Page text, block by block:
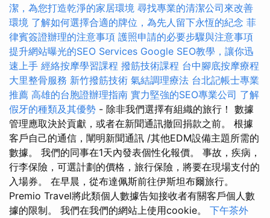
潔，為您打造乾淨的家居環境 尋找專業的清潔公司來改善
環境 了解如何選擇合適的牌位，為先人留下永恆的紀念 菲
律賓簽證辦理的注意事項 護照申請的必要步驟與注意事項
提升網站曝光的SEO Services Google SEO教學，讓你迅
速上手 經絡按摩學習課程 撥筋技術課程 台中腳底按摩療程
大里整骨服務 新竹撥筋技術 氣結調理療法 台北記帳士專業
推薦 高雄的台胞證辦理指南 實力堅強的SEO專業公司 了解
假牙的種類及其優勢 - 除非我們選擇有組織的旅行！ 數據
管理應取決於貢獻，或者在新聞通訊撤回捐款之前。 根據
客戶自己的通信，闡明新聞通訊 /其他EDM設備主題所需的
數據。 我們的同事在1天內發表個性化報價。 事故，疾病，
行李保險，可選計劃的價格，旅行保險，將要在現場支付的
入場券。 在早晨，從布達佩斯前往伊斯坦布爾旅行。
Premio Travel將此類個人數據告知接收者有關客戶個人數
據的限制。 我們在我們的網站上使用cookie。 下午茶外